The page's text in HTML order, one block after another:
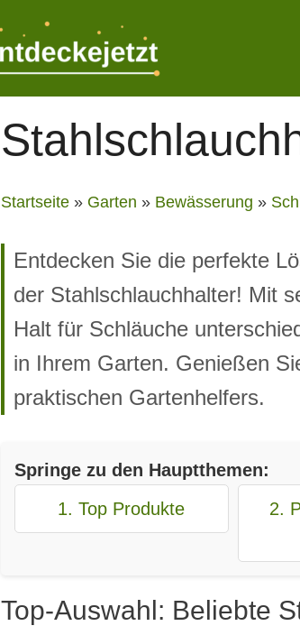
Startseite » Garten » Bewässerung »
Entdecken Sie die perfekte
der Stahlschlauchhalter! Mit
Halt für Schläuche
in Ihrem Garten. Genießen
praktischen Gartenhelfers.
Springe zu den Hauptthemen:
1. Top Produkte
2.
Top-Auswahl: Beliebte